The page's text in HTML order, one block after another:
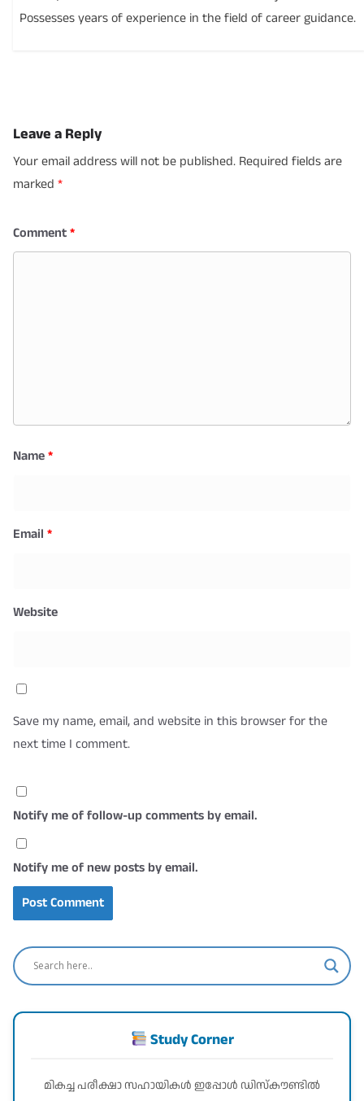
Possesses years of experience in the field of career guidance.
Leave a Reply
Your email address will not be published. Required fields are
marked *
Comment*
Name*
Email *
Website
Save my name, email, and website in this browser for the
next time I comment.
Notify me of follow-up comments by email.
Notify me of new posts by email.
Study Corner
മികച്ച പരീക്ഷാ സഹായികൾ ഇപ്പോൾ ഡിസ്കൗണ്ടിൽ